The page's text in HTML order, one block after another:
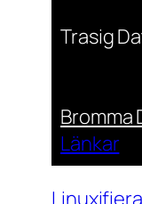
Trasig
Bromma
Länkar